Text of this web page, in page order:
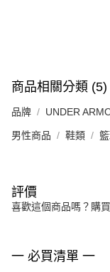
商品相關分類 (5)
品牌 UNDER
男性商品 鞋類
評價
喜歡這個商品嗎？購
一 必買清單 一